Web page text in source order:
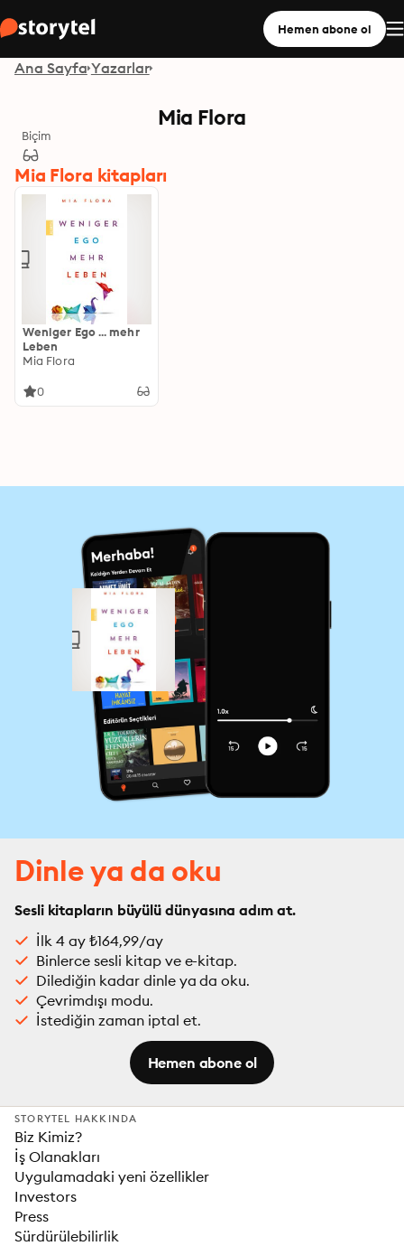
Hemen abone ol
Ana Sayfa Yazarlar
Mia Flora
Biçim
Mia Flora kitapları
Weniger Ego ... mehr
Leben
Mia Flora
0
Dinle ya da oku
Sesli kitapların büyülü dünyasına adım at.
İlk 4 ay ₺164,99/ay
Binlerce sesli kitap ve e-kitap.
Dilediğin kadar dinle ya da oku.
Çevrimdışı modu.
İstediğin zaman iptal et.
Hemen abone ol
STORYTEL HAKKINDA
Biz Kimiz?
İş Olanakları
Uygulamadaki yeni özellikler
Investors
Press
Sürdürülebilirlik